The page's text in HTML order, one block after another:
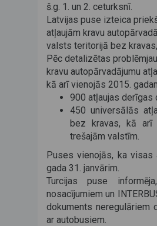
š.g. 1. un 2. ceturksnī.
Latvijas puse izteica
atļaujām kravu
valsts teritorijā bez
Pēc detalizētas
kravu autopārvadājumu
kā arī vienojās 2015.
900 atļaujas derīgas
450 universālās
bez kravas, kā arī
trešajām valstīm.
Puses vienojās, ka
gada 31. janvārim.
Turcijas puse
nosacījumiem un
dokuments neregulāriem
ar autobusiem.